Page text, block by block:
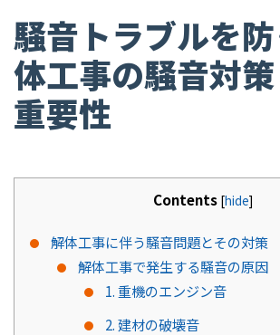
騒音トラブルを
体工事の騒音対
重要性
Contents [hide]
解体工事に伴う騒音問題とその対策
解体工事で発生する騒音の原因
1. 重機のエンジン音
2. 建材の破壊音